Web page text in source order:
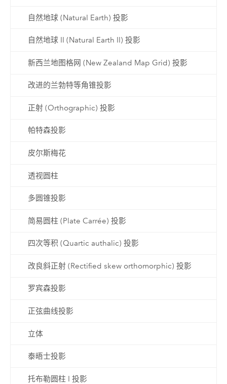
自然地球 (Natural Earth) 投影
自然地球 II (Natural Earth II) 投影
新西兰地图格网 (New Zealand Map Grid) 投影
改进的兰勃特等角锥投影
正射 (Orthographic) 投影
帕特森投影
皮尔斯梅花
透视圆柱
多圆锥投影
简易圆柱 (Plate Carrée) 投影
四次等积 (Quartic authalic) 投影
改良斜正射 (Rectified skew orthomorphic) 投影
罗宾森投影
正弦曲线投影
立体
泰晤士投影
托布勒圆柱 I 投影